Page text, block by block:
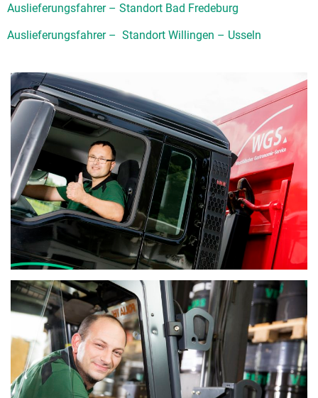
Auslieferungsfahrer – Standort Bad Fredeburg
Auslieferungsfahrer – Standort Willingen – Usseln